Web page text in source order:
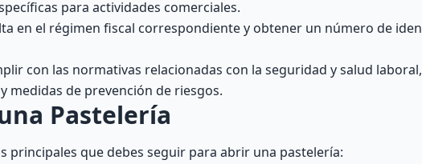
para actividades comerciales.
en el régimen fiscal correspondiente y obtener un número de
con las normativas relacionadas con la seguridad y salud
medidas de prevención de riesgos.
Pastelería
principales que debes seguir para abrir una pastelería: